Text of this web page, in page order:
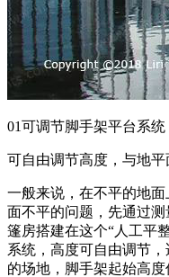
01可调节脚手架平台系统
可自由调节高度，与地
一般来说，在不平的地
面不平的问题，先通过
篷房搭建在这个“人工平
系统，高度可自由调节
的场地，脚手架起始高